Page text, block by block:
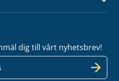
dig till vårt nyhetsbrev!